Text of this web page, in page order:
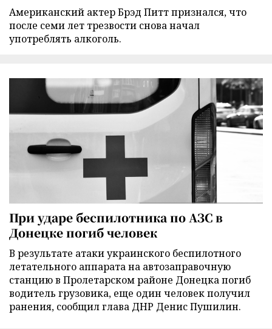
Американский актер Брэд Питт признался, что
после семи лет трезвости снова начал
употреблять алкоголь.
При ударе беспилотника по АЗС в
Донецке погиб человек
В результате атаки украинского беспилотного
летательного аппарата на автозаправочную
станцию в Пролетарском районе Донецка погиб
водитель грузовика, еще один человек получил
ранения, сообщил глава ДНР Денис Пушилин.